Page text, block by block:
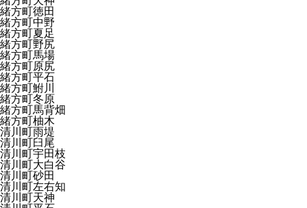
緒方町徳田
緒方町中野
緒方町夏足
緒方町野尻
緒方町馬場
緒方町原尻
緒方町平石
緒方町鮒川
緒方町冬原
緒方町馬背畑
緒方町柚木
清川町雨堤
清川町臼尾
清川町宇田枝
清川町大白谷
清川町砂田
清川町左右知
清川町天神